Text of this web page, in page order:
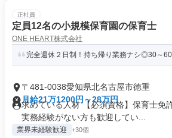
正社員
定員12名の小規模保育園の保育士
ONE HEART株式会社
完全週休２日制！持ち帰り業務ナシ◎30～60
〒481-0038愛知県北名古屋市徳重
月給21万1200円～28万円
求めている人材 【必須資格】保育士免
実務経験がない方も歓迎してい...
業界未経験歓迎 +30個